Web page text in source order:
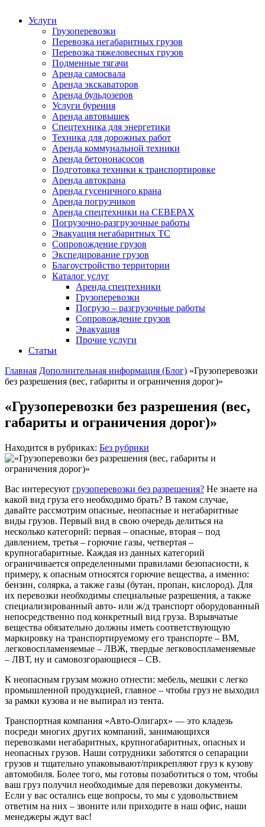
Услуги
Грузоперевозки
Перевозка негабаритных грузов
Перевозка тяжеловесных грузов
Подменные тягачи
Аренда самосвала
Аренда экскаваторов
Аренда бульдозеров
Услуги бурения
Аренда автовышек
Спецтехника для энергетики
Техника для дорожных работ
Аренда коммунальной техники
Аренда бетононасосов
Подготовка техники к транспортировке
Аренда автокрана
Аренда гусеничного крана
Аренда погрузчиков
Аренда спецтехники на СЕВЕРАХ
Погрузочно-разгрузочные работы
Эвакуация негабаритных ТС
Сопровождение грузов
Экспедирование грузов
Благоустройство территории
Каталог услуг
Аренда спецтехники
Грузоперевозки
Погрузо – разгрузочные работы
Сопровождение грузов
Эвакуация
Прочие услуги
Статьи
Главная Дополнительная информация (Блог) «Грузоперевозки
без разрешения (вес, габариты и ограничения дорог)»
«Грузоперевозки без разрешения (вес,
габариты и ограничения дорог)»
Находится в рубриках: Без рубрики
Вас интересуют грузоперевозки без разрешения? Не знаете на
какой вид груза его необходимо брать? В таком случае,
давайте рассмотрим опасные, неопасные и негабаритные
виды грузов. Первый вид в свою очередь делиться на
несколько категорий: первая – опасные, вторая – под
давлением, третья – горючие газы, четвертая –
крупногабаритные. Каждая из данных категорий
ограничивается определенными правилами безопасности, к
примеру, к опасным относятся горючие вещества, а именно:
бензин, солярка, а также газы (бутан, пропан, кислород). Для
их перевозки необходимы специальные разрешения, а также
специализированный авто- или ж/д транспорт оборудованный
непосредственно под конкретный вид груза. Взрывчатые
вещества обязательно должны иметь соответствующую
маркировку на транспортируемому его транспорте – ВМ,
легковоспламеняемые – ЛВЖ, твердые легковоспламеняемые
– ЛВТ, ну и самовозгорающиеся – СВ.
К неопасным грузам можно отнести: мебель, мешки с легко
промышленной продукцией, главное – чтобы груз не выходил
за рамки кузова и не выпирал из тента.
Транспортная компания «Авто-Олигарх» — это кладезь
посреди многих других компаний, занимающихся
перевозками негабаритных, крупногабаритных, опасных и
неопасных грузов. Наши сотрудники заботятся о сепарации
грузов и тщательно упаковывают/прикрепляют груз к кузову
автомобиля. Более того, мы готовы позаботиться о том, чтобы
ваш груз получил необходимые для перевозки документы.
Если у вас остались еще вопросы, то мы с удовольствием
ответим на них – звоните или приходите в наш офис, наши
менеджеры ждут вас!